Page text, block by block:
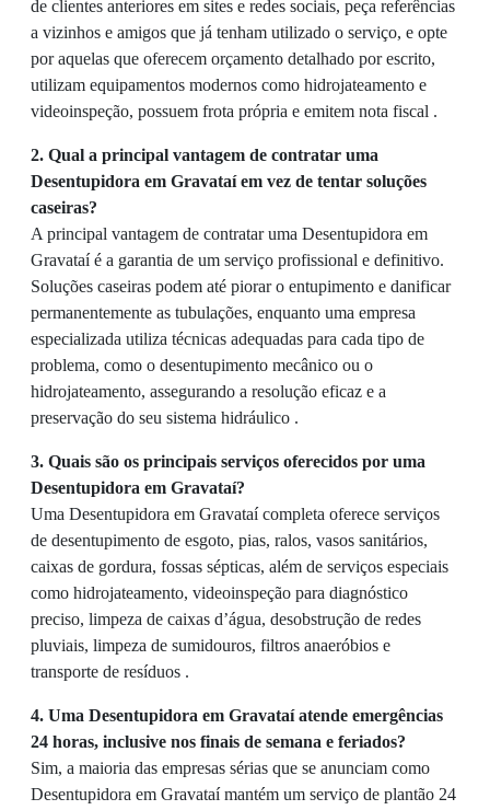
de clientes anteriores em sites e redes sociais, peça referências
a vizinhos e amigos que já tenham utilizado o serviço, e opte
por aquelas que oferecem orçamento detalhado por escrito,
utilizam equipamentos modernos como hidrojateamento e
videoinspeção, possuem frota própria e emitem nota fiscal .
2. Qual a principal vantagem de contratar uma
Desentupidora em Gravataí em vez de tentar soluções
caseiras?
A principal vantagem de contratar uma Desentupidora em
Gravataí é a garantia de um serviço profissional e definitivo.
Soluções caseiras podem até piorar o entupimento e danificar
permanentemente as tubulações, enquanto uma empresa
especializada utiliza técnicas adequadas para cada tipo de
problema, como o desentupimento mecânico ou o
hidrojateamento, assegurando a resolução eficaz e a
preservação do seu sistema hidráulico .
3. Quais são os principais serviços oferecidos por uma
Desentupidora em Gravataí?
Uma Desentupidora em Gravataí completa oferece serviços
de desentupimento de esgoto, pias, ralos, vasos sanitários,
caixas de gordura, fossas sépticas, além de serviços especiais
como hidrojateamento, videoinspeção para diagnóstico
preciso, limpeza de caixas d’água, desobstrução de redes
pluviais, limpeza de sumidouros, filtros anaeróbios e
transporte de resíduos .
4. Uma Desentupidora em Gravataí atende emergências
24 horas, inclusive nos finais de semana e feriados?
Sim, a maioria das empresas sérias que se anunciam como
Desentupidora em Gravataí mantém um serviço de plantão 24